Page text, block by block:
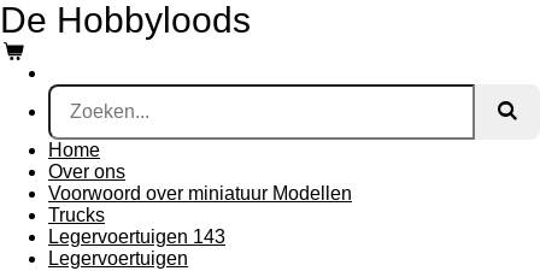
Ga
direct
naar
hoofdinhoud
De Hobbyloods
Home
Over ons
Voorwoord over miniatuur Modellen
Trucks
Legervoertuigen 143
Legervoertuigen